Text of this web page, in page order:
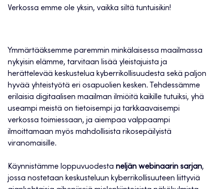
Verkossa emme ole yksin, vaikka siltä tuntuisikin!
Ymmärtääksemme paremmin minkälaisessa maailmassa
nykyisin elämme, tarvitaan lisää yleistajuista ja
herättelevää keskustelua kyberrikollisuudesta sekä paljon
hyvää yhteistyötä eri osapuolien kesken. Tehdessämme
erilaisia digitaalisen maailman ilmiöitä kaikille tutuiksi, yhä
useampi meistä on tietoisempi ja tarkkaavaisempi
verkossa toimiessaan, ja aiempaa valppaampi
ilmoittamaan myös mahdollisista rikosepäilyistä
viranomaisille.
Käynnistämme loppuvuodesta neljän webinaarin sarjan,
jossa nostetaan keskusteluun kyberrikollisuuteen liittyviä